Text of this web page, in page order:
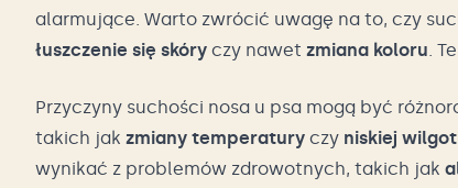
alarmujące. Warto zwrócić uwagę na to, czy
łuszczenie się skóry czy nawet zmiana koloru.
Przyczyny suchości nosa u psa mogą być
takich jak zmiany temperatury czy niskiej
wynikać z problemów zdrowotnych, takich jak